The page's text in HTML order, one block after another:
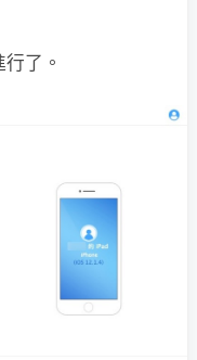
了。